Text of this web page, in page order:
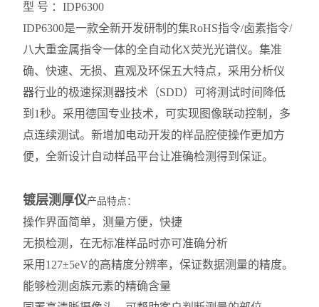
型 号 ：IDP6300
IDP6300是一款全新开发研制的集RoHS指令/卤素指令/
八大重金属指令一体的全自动化X荧光光谱仪。集准
确、快速、无损、直观及环保五大特点，采用分析仪
器行业的极速探测器技术（SDD）可将测试时间降低
到1秒。采用德国专业技术，可实现图像联动控制，多
点连续测试。新增加电动开发的样品腔使操作更加方
便，全新设计自动样品平台让准确检测得到保证。
镀层测厚仪产品特点：
操作界面简单，测量方便，快捷
无损检测，在无标准样品时亦可准确分析
采用127±5eV的高精度分辨率，保证数据测量的精度。
能够检测卤族元素的精确含量